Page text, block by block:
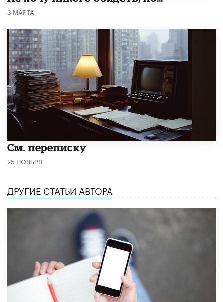
3 МАРТА
См. переписку
25 НОЯБРЯ
ДРУГИЕ СТАТЬИ АВТОРА